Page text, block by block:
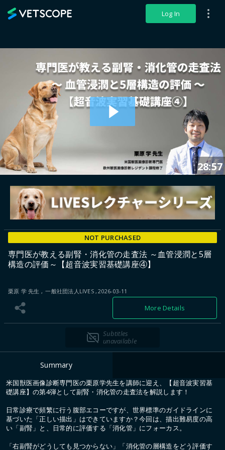
Log In
28:57
NOT PURCHASED
専門医が教える副腎・消化管の走査法 ～血管浸潤と5層
構造の評価～【超音波実習基礎講座④】
栗原 学 先生 一般社団法人LIVES 2026-03-11
More Details
Subtitles
unavailable
Summary
米国獣医画像診断専門医の栗原学先生を講師に迎え、【超音波実習基
礎講座】の第4弾として副腎・消化管の走査法を解説します！
日常診療で頻繁に行う腹部エコーですが、世界標準のガイドラインに
基づいた「正しい描出」はできていますか？今回は、描出難易度の高
い「副腎」と、日常的に評価する「消化管」にフォーカス。
「右副腎がどうしても見つからない」「消化管の層構造をどう評価す